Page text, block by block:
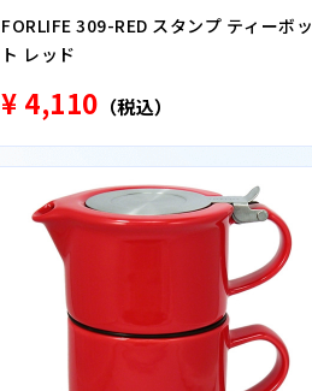
FORLIFE 309-RED スタンプ ティーボッ
ト レッド
¥ 4,110 （税込）